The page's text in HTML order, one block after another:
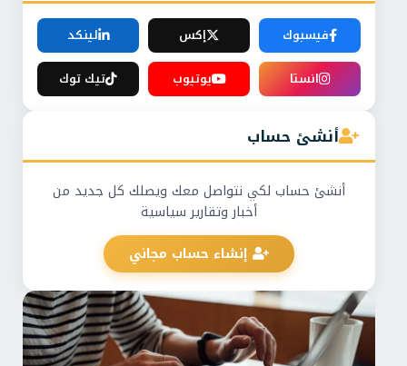
فيسبوك إكس
لينكد
انستا
يوتيوب تيك توك
أنشئ حساب
أنشئ حساب لكي نتواصل معك ويصلك كل جديد من
أخبار وتقارير سياسية
إنشاء حساب مجاني